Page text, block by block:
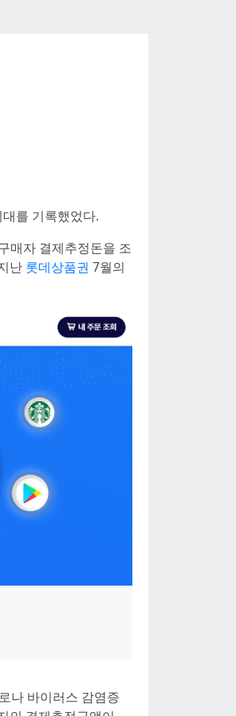
를 기록했었다.
매자 결제추정돈을 조
난 롯데상품권 7월의
나 바이러스 감염증